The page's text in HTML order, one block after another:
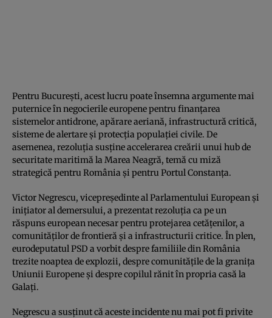
Pentru București, acest lucru poate însemna argumente mai
puternice în negocierile europene pentru finanțarea
sistemelor antidrone, apărare aeriană, infrastructură critică,
sisteme de alertare și protecția populației civile. De
asemenea, rezoluția susține accelerarea creării unui hub de
securitate maritimă la Marea Neagră, temă cu miză
strategică pentru România și pentru Portul Constanța.
Victor Negrescu, vicepreședinte al Parlamentului European și
inițiator al demersului, a prezentat rezoluția ca pe un
răspuns european necesar pentru protejarea cetățenilor, a
comunităților de frontieră și a infrastructurii critice. În plen,
eurodeputatul PSD a vorbit despre familiile din România
trezite noaptea de explozii, despre comunitățile de la granița
Uniunii Europene și despre copilul rănit în propria casă la
Galați.
Negrescu a susținut că aceste incidente nu mai pot fi privite